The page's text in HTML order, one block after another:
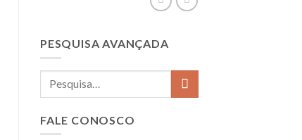
PESQUISA AVANÇADA
FALE CONOSCO